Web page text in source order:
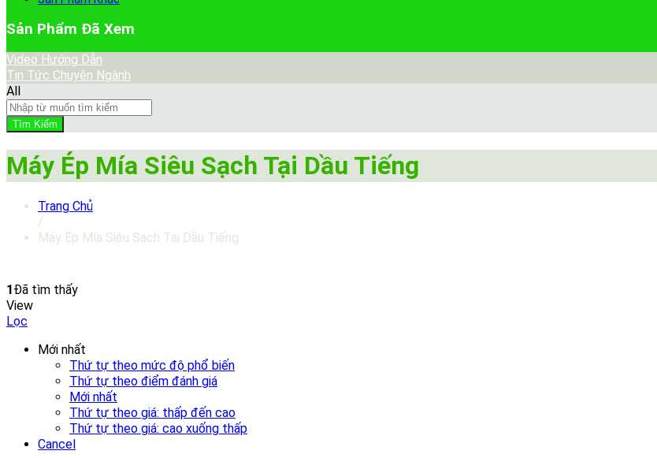
Sản Phẩm Đã Xem
Video Hướng Dẫn
Tin Tức Chuyên Ngành
All
Tìm Kiếm
Máy Ép Mía Siêu Sạch Tại Dầu Tiếng
Trang Chủ
/
Máy Ép Mía Siêu Sạch Tại Dầu Tiếng
1Đã tìm thấy
View
Lọc
Mới nhất
Thứ tự theo mức độ phổ biến
Thứ tự theo điểm đánh giá
Mới nhất
Thứ tự theo giá: thấp đến cao
Thứ tự theo giá: cao xuống thấp
Cancel